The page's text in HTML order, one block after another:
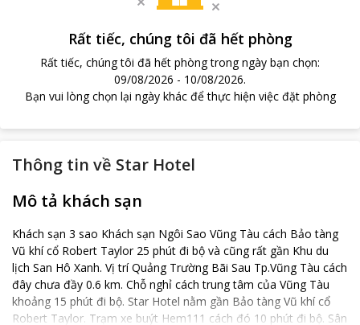
Rất tiếc, chúng tôi đã hết phòng
Rất tiếc, chúng tôi đã hết phòng trong ngày bạn chọn:
09/08/2026 - 10/08/2026.
Bạn vui lòng chọn lại ngày khác để thực hiện việc đặt phòng
Thông tin về Star Hotel
Mô tả khách sạn
Khách sạn 3 sao Khách sạn Ngôi Sao Vũng Tàu cách Bảo tàng
Vũ khí cổ Robert Taylor 25 phút đi bộ và cũng rất gần Khu du
lịch San Hô Xanh. Vị trí Quảng Trường Bãi Sau Tp.Vũng Tàu cách
đây chưa đầy 0.6 km. Chỗ nghỉ cách trung tâm của Vũng Tàu
khoảng 15 phút đi bộ. Star Hotel nằm gần Bảo tàng Vũ khí cổ
Robert Taylor. Trạm xe buýt Hem111 cách đó 10 phút đi bộ. Sân